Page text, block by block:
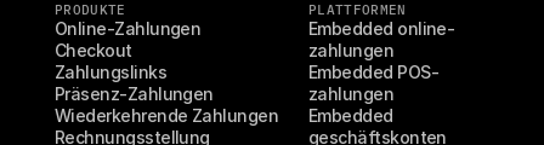
PRODUKTE
Online-Zahlungen
Checkout
Zahlungslinks
Präsenz-Zahlungen
Wiederkehrende Zahlungen
Rechnungsstellung
PLATTFORMEN
Embedded online-
zahlungen
Embedded POS-
zahlungen
Embedded
geschäftskonten